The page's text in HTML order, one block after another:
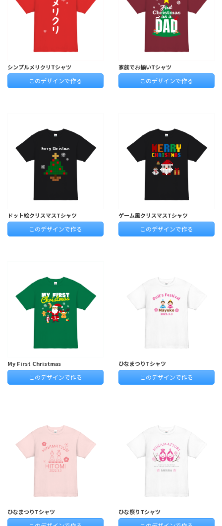
シンプルメリクリTシャツ
このデザインで作る
家族でお揃いTシャツ
このデザインで作る
ドット絵クリスマスTシャツ
このデザインで作る
ゲーム風クリスマスTシャツ
このデザインで作る
My First Christmas
このデザインで作る
ひなまつりTシャツ
このデザインで作る
ひなまつりTシャツ ひな祭りTシャツ